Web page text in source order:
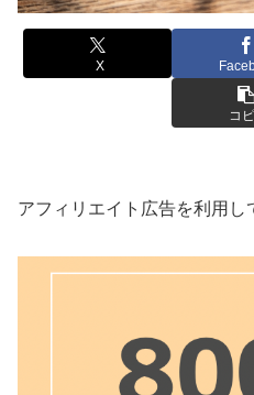
X
コ
アフィリエイト広告を利用し